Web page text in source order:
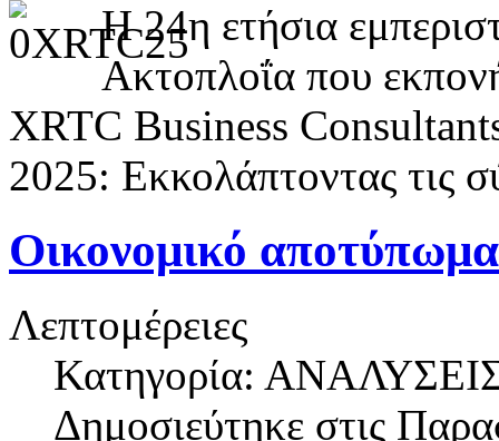
Η 24η ετήσια
Ακτοπλοΐα που
XRTC Business
2025: Εκκολάπτοντας τις
Οικονομικό αποτύπωμα
Λεπτομέρειες
Κατηγορία:
Δημοσιεύτηκε στις